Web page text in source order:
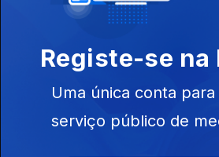
Registe-se na
Uma única conta
serviço público de